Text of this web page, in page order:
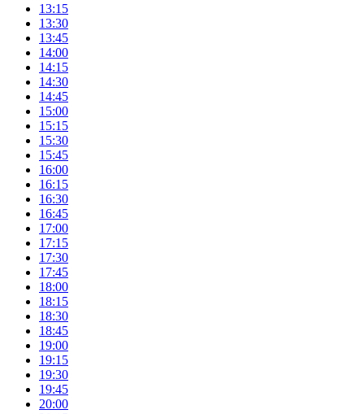
13:15
13:30
13:45
14:00
14:15
14:30
14:45
15:00
15:15
15:30
15:45
16:00
16:15
16:30
16:45
17:00
17:15
17:30
17:45
18:00
18:15
18:30
18:45
19:00
19:15
19:30
19:45
20:00